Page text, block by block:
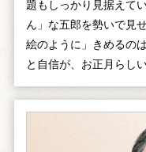
題もしっかり見据えて
ん」な五郎を勢いで見
絵のように」きめるの
と自信が、お正月らし